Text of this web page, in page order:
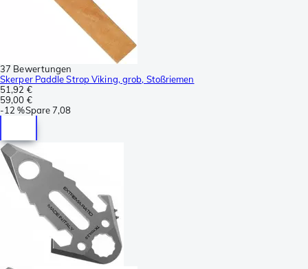
37 Bewertungen
Skerper Paddle Strop Viking, grob, Stoßriemen
51,92 €
59,00 €
-12 %Spare7,08